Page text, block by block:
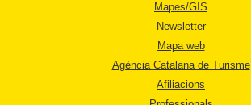
Mapes/GIS
Newsletter
Mapa web
Agència Catalana de Turisme
Afiliacions